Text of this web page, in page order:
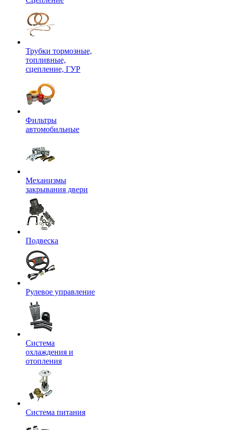
Трубки тормозные,
топливные,
сцепление, ГУР
Фильтры
автомобильные
Механизмы
закрывания двери
Подвеска
Рулевое управление
Система
охлаждения и
отопления
Система питания